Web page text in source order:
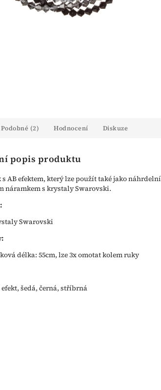
Podobné (2) Hodnocení Diskuze
popis produktu
s AB efektem, který lze použít také jako
náramkem s krystaly Swarovski.
Swarovski
délka: 55cm, lze 3x omotat kolem ruky
efekt, šedá, černá, stříbrná